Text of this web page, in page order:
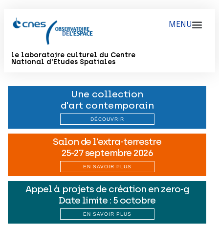
le laboratoire culturel du Centre
National d'Études Spatiales